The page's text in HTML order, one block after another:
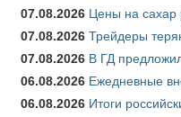
07.08.2026 Цены на сахар
07.08.2026 Трейдеры
07.08.2026 В ГД
06.08.2026 Ежедневные
06.08.2026 Итоги